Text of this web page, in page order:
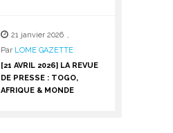
21 janvier 2026
Par LOME GAZETTE
[21 AVRIL 2026] LA REVUE
DE PRESSE : TOGO,
AFRIQUE & MONDE